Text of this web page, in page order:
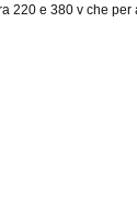
220 e 380 v che per